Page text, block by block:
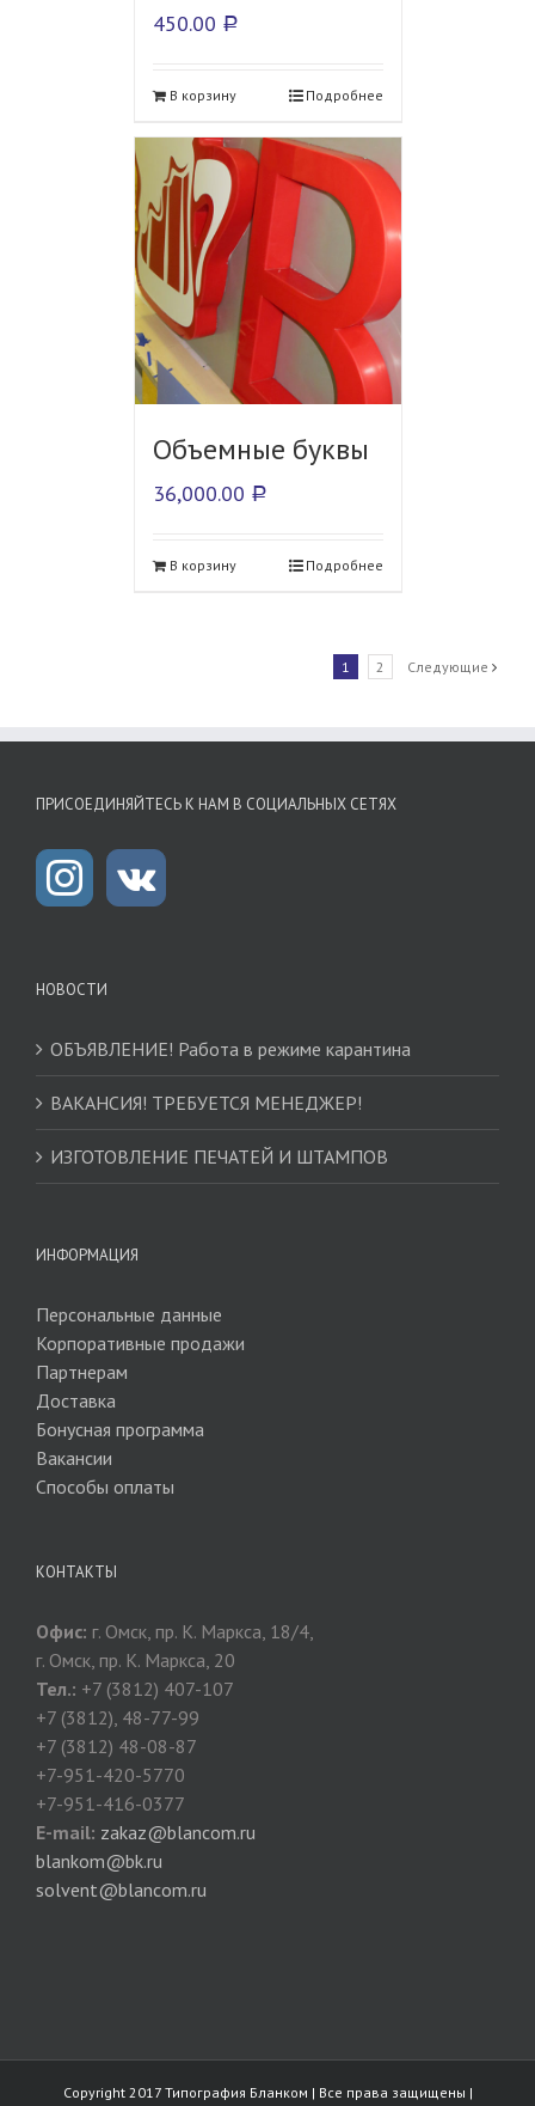
450.00 Р
В корзину Подробнее
Объемные буквы
36,000.00 Р
В корзину Подробнее
1 2 Следующие
ПРИСОЕДИНЯЙТЕСЬ К НАМ В СОЦИАЛЬНЫХ СЕТЯХ
НОВОСТИ
ОБЪЯВЛЕНИЕ! Работа в режиме карантина
ВАКАНСИЯ! ТРЕБУЕТСЯ МЕНЕДЖЕР!
ИЗГОТОВЛЕНИЕ ПЕЧАТЕЙ И ШТАМПОВ
ИНФОРМАЦИЯ
Персональные данные
Корпоративные продажи
Партнерам
Доставка
Бонусная программа
Вакансии
Способы оплаты
КОНТАКТЫ
Офис: г. Омск, пр. К. Маркса, 18/4,
г. Омск, пр. К. Маркса, 20
Тел.: +7 (3812) 407-107
+7 (3812), 48-77-99
+7 (3812) 48-08-87
+7-951-420-5770
+7-951-416-0377
E-mail: zakaz@blancom.ru
blankom@bk.ru
solvent@blancom.ru
Copyright 2017 Типография Бланком | Все права защищены |